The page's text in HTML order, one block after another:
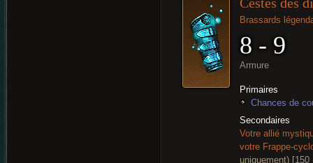
Brassards
8 - 9
Armure
Primaires
Chances de
Secondaires
Votre allié
votre Frappe-
uniquement) [150